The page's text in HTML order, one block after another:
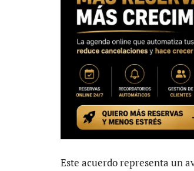
Este acuerdo representa un